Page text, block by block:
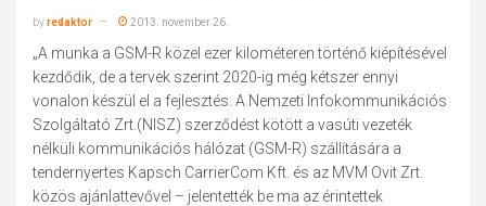
byredaktor 2013. november 26.
„A munka a GSM-R közel ezer kilométeren történő kiépítésével
kezdődik, de a tervek szerint 2020-ig még kétszer ennyi
vonalon készül el a fejlesztés. A Nemzeti Infokommunikációs
Szolgáltató Zrt.(NISZ) szerződést kötött a vasúti vezeték
nélküli kommunikációs hálózat (GSM-R) szállítására a
tendernyertes Kapsch CarrierCom Kft. és az MVM Ovit Zrt.
közös ajánlattevővel – jelentették be ma az érintettek